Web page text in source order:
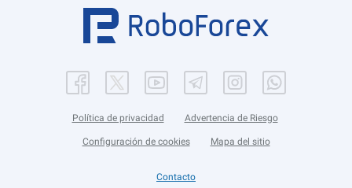
Política de privacidad Advertencia de Riesgo
Configuración de cookies Mapa del sitio
Contacto